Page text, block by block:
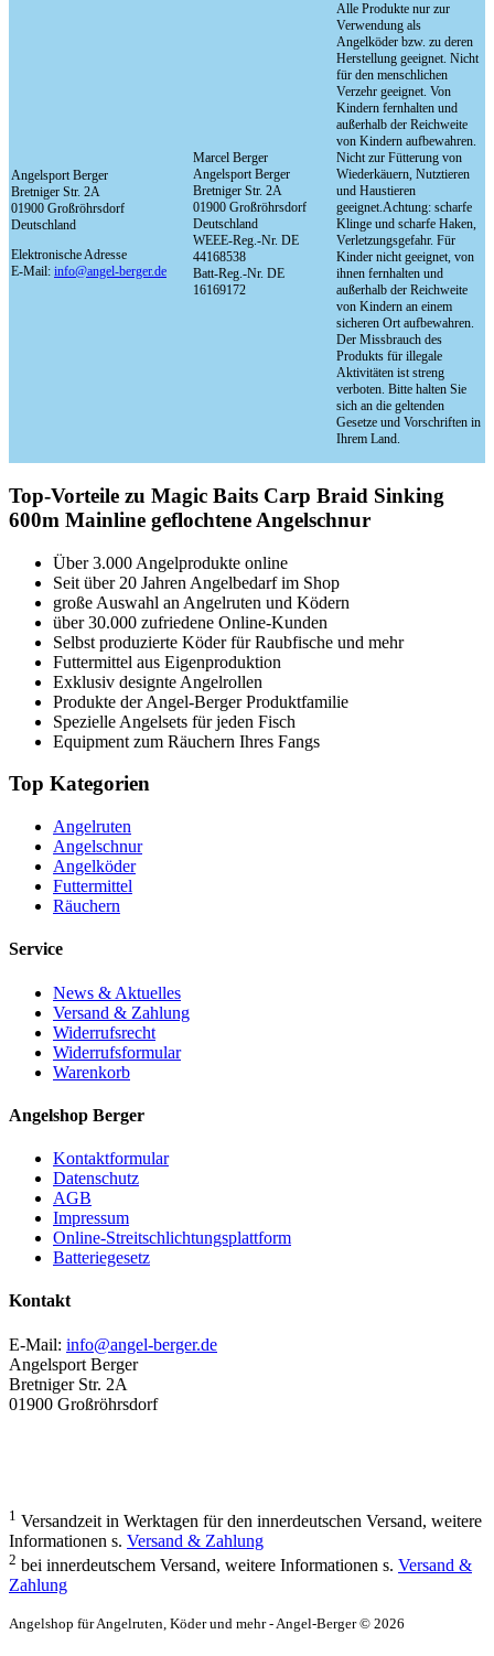
Angelsport Berger
Bretniger Str. 2A
01900 Großröhrsdorf
Deutschland
Elektronische Adresse
E-Mail: info@angel-berger.de
Marcel Berger
Angelsport Berger
Bretniger Str. 2A
01900 Großröhrsdorf
Deutschland
WEEE-Reg.-Nr. DE
44168538
Batt-Reg.-Nr. DE
16169172
Alle Produkte nur zur
Verwendung als
Angelköder bzw. zu deren
Herstellung geeignet. Nicht
für den menschlichen
Verzehr geeignet. Von
Kindern fernhalten und
außerhalb der Reichweite
von Kindern aufbewahren.
Nicht zur Fütterung von
Wiederkäuern, Nutztieren
und Haustieren
geeignet.Achtung: scharfe
Klinge und scharfe Haken,
Verletzungsgefahr. Für
Kinder nicht geeignet, von
ihnen fernhalten und
außerhalb der Reichweite
von Kindern an einem
sicheren Ort aufbewahren.
Der Missbrauch des
Produkts für illegale
Aktivitäten ist streng
verboten. Bitte halten Sie
sich an die geltenden
Gesetze und Vorschriften in
Ihrem Land.
Top-Vorteile zu Magic Baits Carp Braid Sinking
600m Mainline geflochtene Angelschnur
Über 3.000 Angelprodukte online
Seit über 20 Jahren Angelbedarf im Shop
große Auswahl an Angelruten und Ködern
über 30.000 zufriedene Online-Kunden
Selbst produzierte Köder für Raubfische und mehr
Futtermittel aus Eigenproduktion
Exklusiv designte Angelrollen
Produkte der Angel-Berger Produktfamilie
Spezielle Angelsets für jeden Fisch
Equipment zum Räuchern Ihres Fangs
Top Kategorien
Angelruten
Angelschnur
Angelköder
Futtermittel
Räuchern
Service
News & Aktuelles
Versand & Zahlung
Widerrufsrecht
Widerrufsformular
Warenkorb
Angelshop Berger
Kontaktformular
Datenschutz
AGB
Impressum
Online-Streitschlichtungsplattform
Batteriegesetz
Kontakt
E-Mail: info@angel-berger.de
Angelsport Berger
Bretniger Str. 2A
01900 Großröhrsdorf
1 Versandzeit in Werktagen für den innerdeutschen Versand, weitere
Informationen s. Versand & Zahlung
2 bei innerdeutschem Versand, weitere Informationen s. Versand &
Zahlung
Angelshop für Angelruten, Köder und mehr - Angel-Berger © 2026